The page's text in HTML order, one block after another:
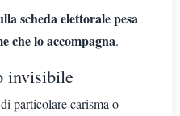
scheda elettorale pesa
che lo accompagna.
invisibile
particolare carisma o